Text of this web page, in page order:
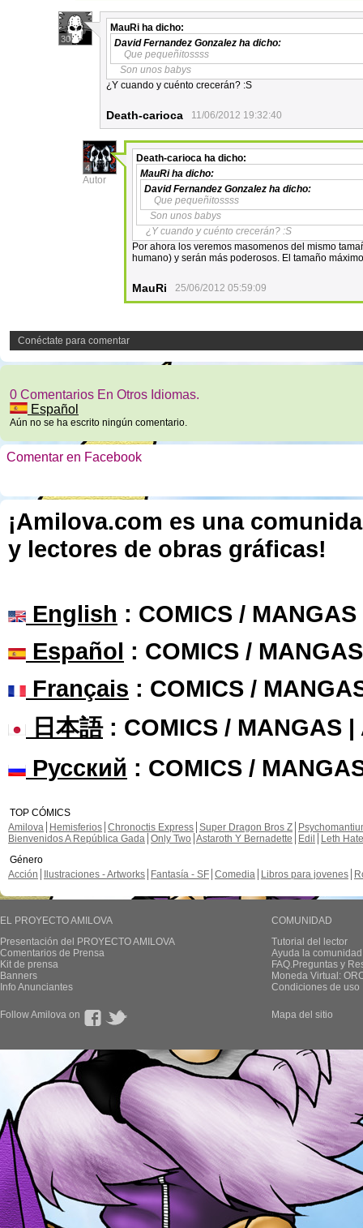
30
MauRi ha dicho:
David Fernandez Gonzalez ha dicho:
Que pequeñitossss
Son unos babys
¿Y cuando y cuénto crecerán? :S
Death-carioca 11/06/2012 19:32:40
4
Autor
Death-carioca ha dicho:
MauRiha dicho:
David Fernandez Gonzalez ha dicho:
Que pequeñitossss
Son unos babys
¿Y cuando y cuénto crecerán? :S
Por ahora los veremos masomenos del mismo
humano) y serán más poderosos. El tamaño
MauRi 25/06/2012 05:59:09
Conéctate para comentar
0 Comentarios En Otros Idiomas.
Español
Aún no se ha escrito ningún comentario.
Comentar en Facebook
¡Amilova.com es una
y lectores de obras gráficas!
English : COMICS /
Español : COMICS /
Français : COMICS /
日本語: COMICS / MANGAS |
Русский : COMICS /
TOP CÓMICS
Amilova
Hemisferios Chronoctis Express Super Dragon Bros Z
Bienvenidos A República Gada Only Two Astaroth Y Bernadette Edil
Leth Hate
Género
Acción
Ilustraciones - Artworks Fantasía - SF Comedia Libros para jovenes
EL PROYECTO AMILOVA
Presentación del PROYECTO AMILOVA
Comentarios de Prensa
Kit de prensa
Banners
Info Anunciantes
COMUNIDAD
Tutorial del lector
Ayuda la
FAQ.Preguntas y
Moneda Virtual:
Condiciones de uso
Follow Amilova on Mapa del sitio